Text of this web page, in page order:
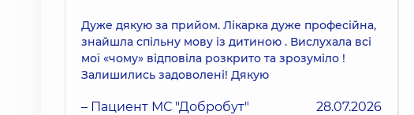
Дуже дякую за прийом. Лікарка дуже професійна,
знайшла спільну мову із дитиною . Вислухала всі
мої «чому» відповіла розкрито та зрозуміло !
Залишились задоволені! Дякую
– Пациент МС "Добробут" 28.07.2026